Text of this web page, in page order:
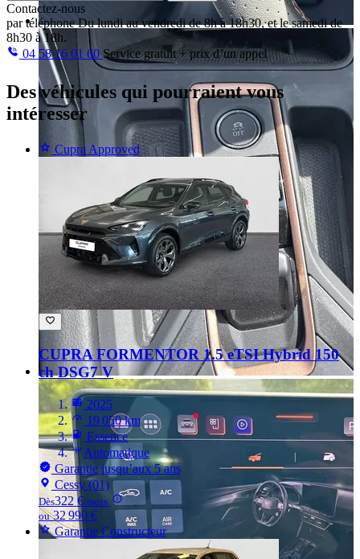
Contactez-nous
par téléphone Du lundi au vendredi de 8h à 18h30, et le samedi de
8h30 à 18h.
04 58 16 01 60 Service gratuit + prix d’un appel
Des véhicules qui pourraient vous
intéresser
Cupra Approved
CUPRA FORMENTOR1.5 eTSI Hybrid 150
ch DSG7 V
2025
19 050 km
Essence
Automatique
Garantie jusqu’aux 5 ans
Cessy (01)
Dès322 €/mois
ou32 990 €
Garantie Constructeur